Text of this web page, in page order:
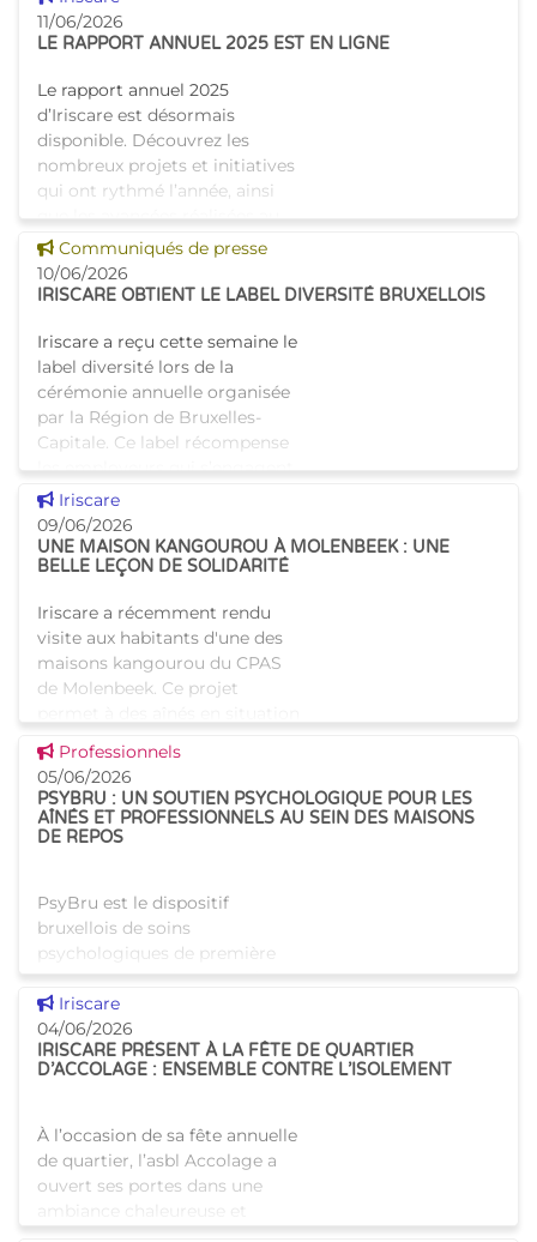
belges, dont l’asbl Infor-
Homes-Info qui est subsidiée
11/06/2026
LE RAPPORT ANNUEL 2025 EST EN LIGNE
Le rapport annuel 2025
d’Iriscare est désormais
disponible. Découvrez les
nombreux projets et initiatives
qui ont rythmé l’année, ainsi
que les avancées réalisées au
service des citoyen
Voir cette news
Communiqués de presse
10/06/2026
IRISCARE OBTIENT LE LABEL DIVERSITÉ BRUXELLOIS
Iriscare a reçu cette semaine le
label diversité lors de la
cérémonie annuelle organisée
par la Région de Bruxelles-
Capitale. Ce label récompense
les employeurs qui s’engagent
activement en
Voir cette news
Iriscare
09/06/2026
UNE MAISON KANGOUROU À MOLENBEEK : UNE
BELLE LEÇON DE SOLIDARITÉ
Iriscare a récemment rendu
visite aux habitants d'une des
maisons kangourou du CPAS
de Molenbeek. Ce projet
de précarité de bénéficier d’un
logement digne, t
Voir cette news
Professionnels
05/06/2026
PSYBRU : UN SOUTIEN PSYCHOLOGIQUE POUR LES
AÎNÉS ET PROFESSIONNELS AU SEIN DES MAISONS
DE REPOS
PsyBru est le dispositif
bruxellois de soins
psychologiques de première
ligne, organisé dans le cadre
d’une convention INAMI. Le
projet s’appuie sur un réseau
de psychologues et
d’orthopéda
Voir cette news
Iriscare
04/06/2026
IRISCARE PRÉSENT À LA FÊTE DE QUARTIER
D’ACCOLAGE : ENSEMBLE CONTRE L’ISOLEMENT
À l’occasion de sa fête annuelle
de quartier, l’asbl Accolage a
ouvert ses portes dans une